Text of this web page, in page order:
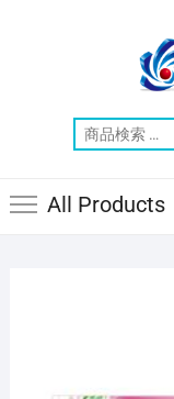
All Products